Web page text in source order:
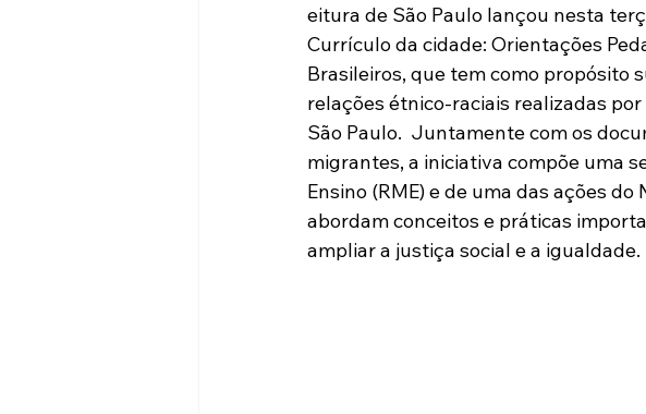
eitura de São Paulo lançou nesta
Currículo da cidade: Orientações
Brasileiros, que tem como propósito
relações étnico-raciais realizadas
São Paulo.  Juntamente com os
migrantes, a iniciativa compõe uma
Ensino (RME) e de uma das ações
abordam conceitos e práticas
ampliar a justiça social e a igualdade.